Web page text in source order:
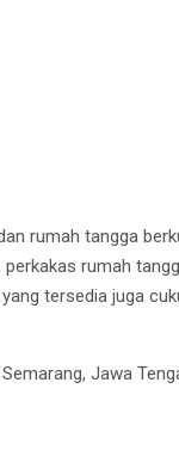
rumah tangga
rumah
tersedia juga
Jawa